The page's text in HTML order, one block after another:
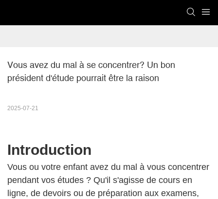
Vous avez du mal à se concentrer? Un bon
président d'étude pourrait être la raison
2025-07-21
Introduction
Vous ou votre enfant avez du mal à vous concentrer
pendant vos études ? Qu'il s'agisse de cours en
ligne, de devoirs ou de préparation aux examens,